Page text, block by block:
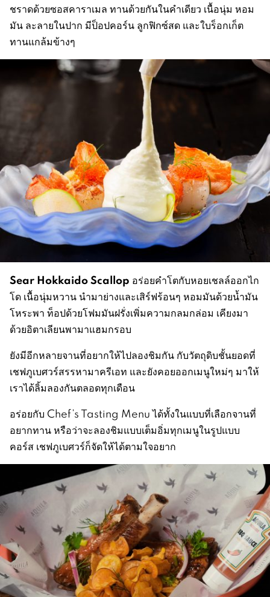
ชราดด้วยซอสคาราเมล ทานด้วยกันในคำเดียว เนื้อนุ่ม หอม
มัน ละลายในปาก มีป็อปคอร์น ลูกฟิกซ์สด และใบร็อกเก็ต
ทานแกล้มข้างๆ
Sear Hokkaido Scallop อร่อยคำโตกับหอยเชลล์ออกไก
โด เนื้อนุ่มหวาน นำมาย่างและเสิร์ฟร้อนๆ หอมมันด้วยน้ำมัน
โหระพา ท็อปด้วยโฟมมันฝรั่งเพิ่มความกลมกล่อม เคียงมา
ด้วยอิตาเลียนพามาแฮมกรอบ
ยังมีอีกหลายจานที่อยากให้ไปลองชิมกัน กับวัตถุดิบชั้นยอดที่
เชฟภูเบศวร์สรรหามาครีเอท และยังคอยออกเมนูใหม่ๆ มาให้
เราได้ลิ้มลองกันตลอดทุกเดือน
อร่อยกับ Chef’s Tasting Menu ได้ทั้งในแบบที่เลือกจานที่
อยากทาน หรือว่าจะลองชิมแบบเต็มอิ่มทุกเมนูในรูปแบบ
คอร์ส เชฟภูเบศวร์ก็จัดให้ได้ตามใจอยาก